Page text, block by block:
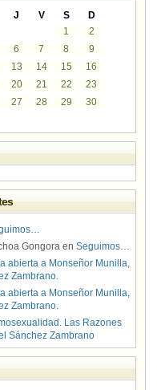
J V S
D
1
2
6 7 8
9
13 14 15
16
20 21 22
23
27 28 29 30
Gongora en Seguimos…
abierta a Monseñor Munilla,
Zambrano.
abierta a Monseñor Munilla,
Zambrano.
Las Razones
Sánchez Zambrano